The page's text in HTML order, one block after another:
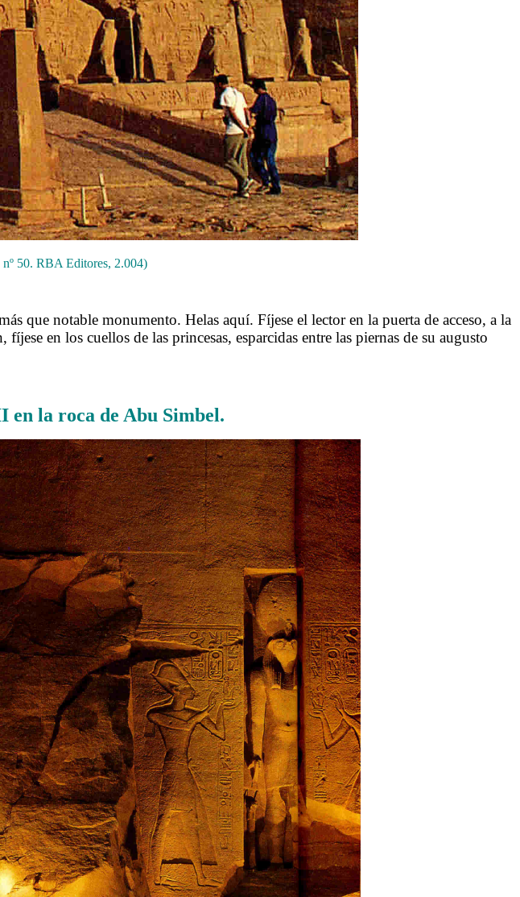
50. RBA Editores, 2.004)
que notable monumento. Helas aquí. Fíjese el lector en la puerta de acceso, a la
en los cuellos de las princesas, esparcidas entre las piernas de su augusto
en la roca de Abu Simbel.